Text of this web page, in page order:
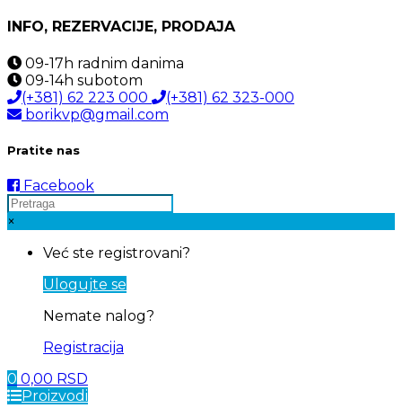
INFO, REZERVACIJE, PRODAJA
09-17h radnim danima
09-14h subotom
(+381) 62 223 000
(+381) 62 323-000
borikvp@gmail.com
Pratite nas
Facebook
×
Već ste registrovani?
Ulogujte se
Nemate nalog?
Registracija
0 0,00 RSD
Proizvodi